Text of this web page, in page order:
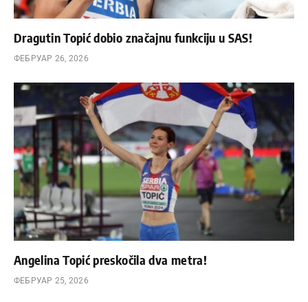
Dragutin Topić dobio značajnu funkciju u SAS!
ФЕБРУАР 26, 2026
Angelina Topić preskočila dva metra!
ФЕБРУАР 25, 2026